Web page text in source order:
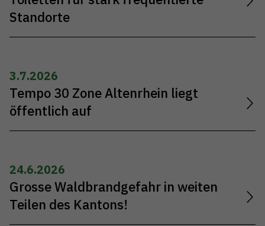
Standorte
3.7.2026
Tempo 30 Zone Altenrhein liegt
öffentlich auf
24.6.2026
Grosse Waldbrandgefahr in weiten
Teilen des Kantons!